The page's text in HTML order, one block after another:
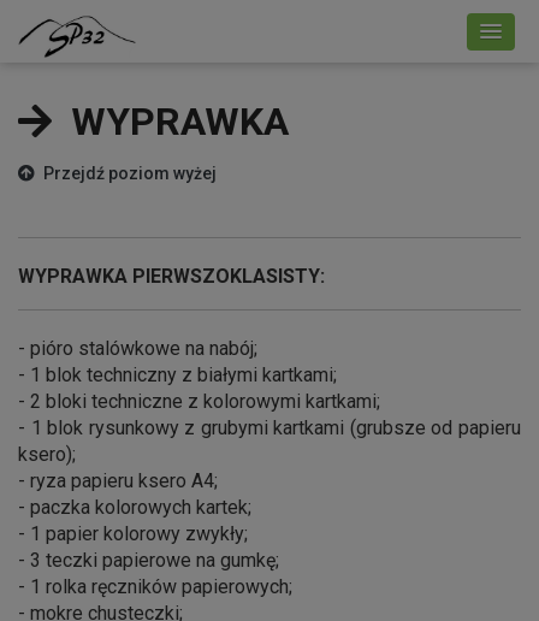
WYPRAWKA
Przejdź poziom wyżej
WYPRAWKA PIERWSZOKLASISTY:
- pióro stalówkowe na nabój;
- 1 blok techniczny z białymi kartkami;
- 2 bloki techniczne z kolorowymi kartkami;
- 1 blok rysunkowy z grubymi kartkami (grubsze od papieru
ksero);
- ryza papieru ksero A4;
- paczka kolorowych kartek;
- 1 papier kolorowy zwykły;
- 3 teczki papierowe na gumkę;
- 1 rolka ręczników papierowych;
- mokre chusteczki;